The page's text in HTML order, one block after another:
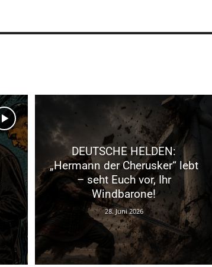
DEUTSCHE HELDEN:
„Hermann der Cherusker“ lebt
– seht Euch vor, Ihr
Windbarone!
28. Juni 2026